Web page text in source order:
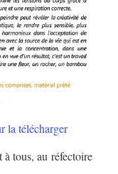
la télécharger
tous, au réfectoire